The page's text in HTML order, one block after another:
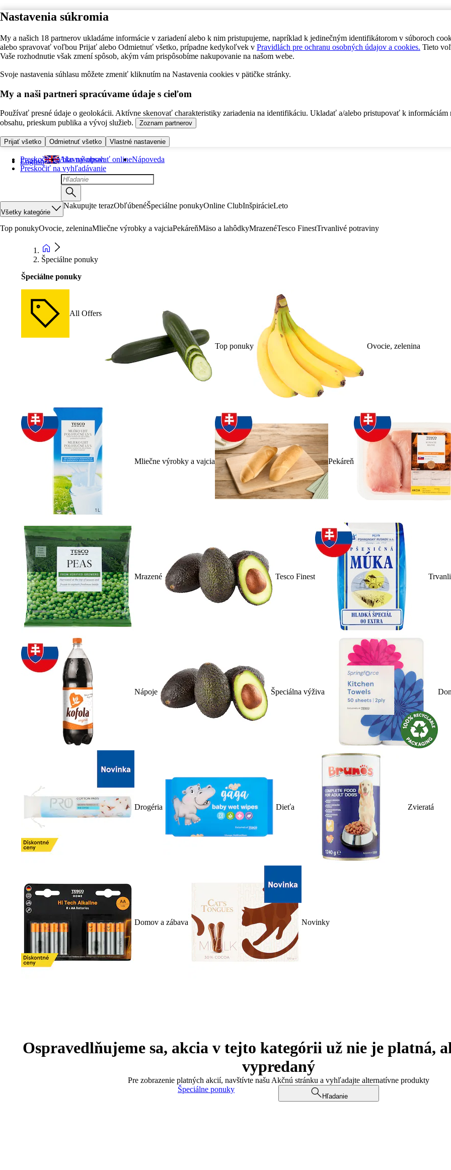
Nastavenia súkromia
My a našich 18 partnerov ukladáme informácie v zariadení alebo k nim pristupujeme, napríklad k jedinečným identifikátorom v súboroch
alebo spravovať voľbou Prijať alebo Odmietnuť všetko, prípadne kedykoľvek v Pravidlách pre ochranu osobných údajov a cookies. Tieto
Vaše rozhodnutie však zmení spôsob, akým vám prispôsobíme nakupovanie na našom webe.
Svoje nastavenia súhlasu môžete zmeniť kliknutím na Nastavenia cookies v pätičke stránky.
My a naši partneri spracúvame údaje s cieľom
Používať presné údaje o geolokácii. Aktívne skenovať charakteristiky zariadenia na identifikáciu. Ukladať a/alebo pristupovať k informáciám
obsahu, prieskum publika a vývoj služieb.
Zoznam partnerov
Prijať všetko Odmietnuť všetko Vlastné nastavenie
Preskočiť na hlavný obsah
Preskočiť na vyhľadávanie
English Ako nakupovať onlineNápoveda
Všetky kategórie
Nakupujte terazObľúbenéŠpeciálne ponukyOnline ClubInšpirácieLeto
Top ponukyOvocie, zeleninaMliečne výrobky a vajciaPekáreňMäso a lahôdkyMrazenéTesco FinestTrvanlivé potraviny
Špeciálne ponuky
Špeciálne ponuky
All Offers
Top ponuky Ovocie, zelenina
Mliečne výrobky a vajcia Pekáreň
Mrazené Tesco Finest
Nápoje Špeciálna výživa
Drogéria Dieťa Zvieratá
Domov a zábava Novinky
Ospravedlňujeme sa, akcia v tejto kategórii už nie je platná,
vypredaný
Pre zobrazenie platných akcií, navštívte našu Akčnú stránku a vyhľadajte alternatívne produkty
Špeciálne ponuky
Hľadanie